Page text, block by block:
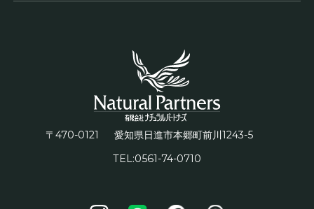
〒470-0121 愛知県日進市本郷町前川 1243-5
TEL:0561-74-0710